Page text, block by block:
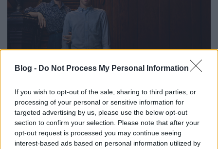
Blog - Do Not Process My Personal Information
If you wish to opt-out of the sale, sharing to third parties, or
processing of your personal or sensitive information for
targeted advertising by us, please use the below opt-out
section to confirm your selection. Please note that after your
opt-out request is processed you may continue seeing
interest-based ads based on personal information utilized by
Tudnál kicsit bővebben beszélni a Norman és a
két lány közti szerelmi háromszögről? Ez hogyan
alakul a második évadban?